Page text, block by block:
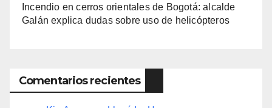
Incendio en cerros orientales de Bogotá: alcalde
Galán explica dudas sobre uso de helicópteros
Comentarios recientes